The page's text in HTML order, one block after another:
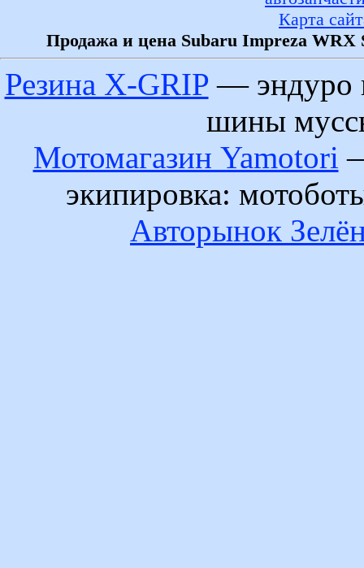
Карта
Продажа и цена Subaru Impreza WRX
Резина X-GRIP — эндуро
шины
Мотомагазин Yamotori
экипировка:
Авторынок